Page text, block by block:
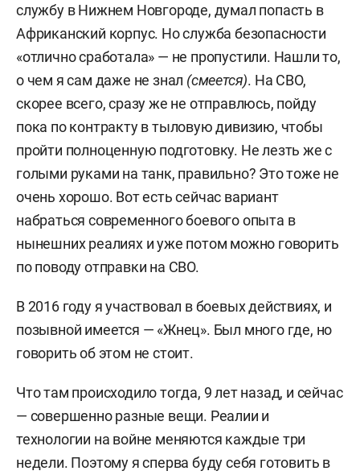
службу в Нижнем Новгороде, думал попасть в
Африканский корпус. Но служба безопасности
«отлично сработала» — не пропустили. Нашли то,
о чем я сам даже не знал (смеется). На СВО,
скорее всего, сразу же не отправлюсь, пойду
пока по контракту в тыловую дивизию, чтобы
пройти полноценную подготовку. Не лезть же с
голыми руками на танк, правильно? Это тоже не
очень хорошо. Вот есть сейчас вариант
набраться современного боевого опыта в
нынешних реалиях и уже потом можно говорить
по поводу отправки на СВО.
В 2016 году я участвовал в боевых действиях, и
позывной имеется — «Жнец». Был много где, но
говорить об этом не стоит.
Что там происходило тогда, 9 лет назад, и сейчас
— совершенно разные вещи. Реалии и
технологии на войне меняются каждые три
недели. Поэтому я сперва буду себя готовить в